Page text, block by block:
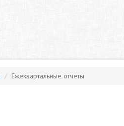
Ежеквартальные отчеты